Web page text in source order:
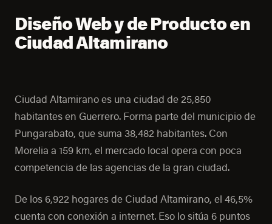
Diseño Web y de Producto en
Ciudad Altamirano
Ciudad Altamirano es una ciudad de 25,850
habitantes en Guerrero. Forma parte del municipio de
Pungarabato, que suma 38,482 habitantes. Con
Morelia a 159 km, el mercado local opera con poca
competencia de las agencias de la gran ciudad.
De los 6,922 hogares de Ciudad Altamirano, el 46,5%
cuenta con conexión a internet. Eso lo sitúa 6 puntos